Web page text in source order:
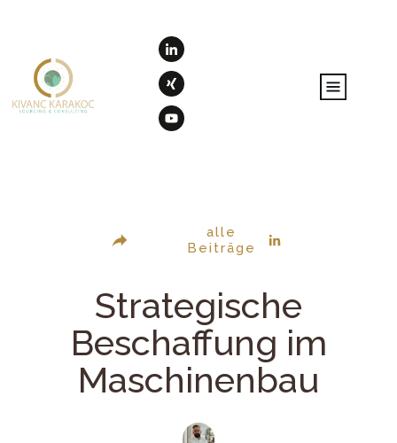
alle
Beiträge
Strategische
Beschaffung im
Maschinenbau